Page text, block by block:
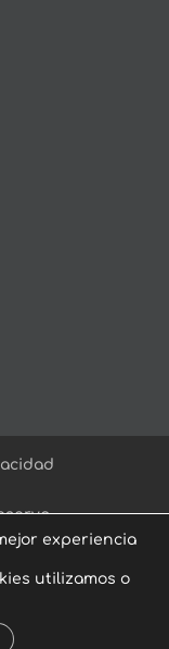
Room en
experiencia
utilizamos o